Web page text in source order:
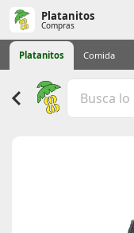
Platanitos
Compras
Platanitos Comida